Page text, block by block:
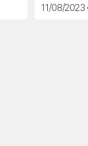
11/08/2023